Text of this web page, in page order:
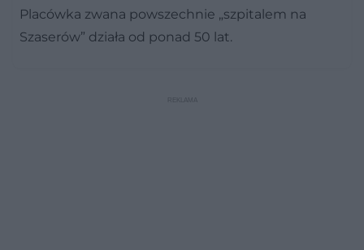
Placówka zwana powszechnie „szpitalem na
Szaserów” działa od ponad 50 lat.